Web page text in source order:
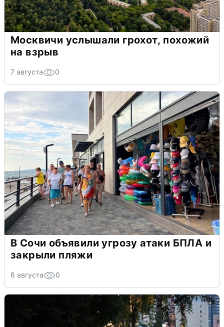
Москвичи услышали грохот, похожий
на взрыв
7 августа 0
В Сочи объявили угрозу атаки БПЛА и
закрыли пляжи
6 августа 0